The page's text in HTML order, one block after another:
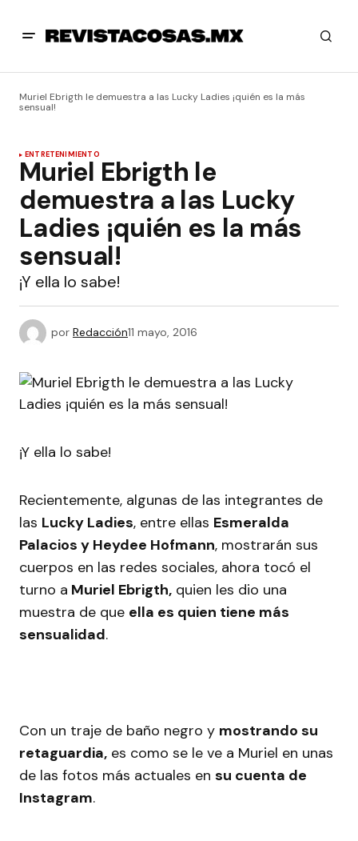
Muriel Ebrigth le demuestra a las Lucky Ladies ¡quién es la más
sensual!
ENTRETENIMIENTO
Muriel Ebrigth le
demuestra a las Lucky
Ladies ¡quién es la más
sensual!
¡Y ella lo sabe!
por Redacción11 mayo, 2016
¡Y ella lo sabe!
Recientemente, algunas de las integrantes de
las Lucky Ladies, entre ellas Esmeralda
Palacios y Heydee Hofmann, mostrarán sus
cuerpos en las redes sociales, ahora tocó el
turno a Muriel Ebrigth, quien les dio una
muestra de que ella es quien tiene más
sensualidad.
Con un traje de baño negro y mostrando su
retaguardia, es como se le ve a Muriel en unas
de las fotos más actuales en su cuenta de
Instagram.